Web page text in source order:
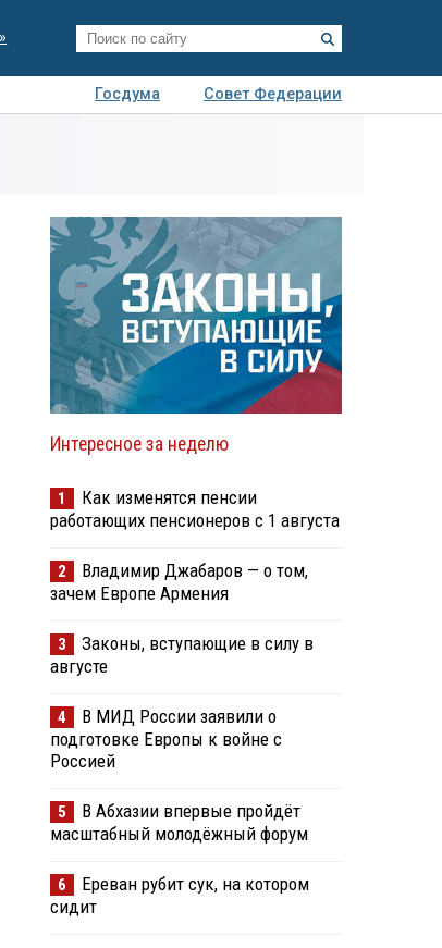
Госдума
Совет Федерации
Интересное за неделю
1
Как изменятся пенсии
работающих пенсионеров с 1 августа
2
Владимир Джабаров — о том,
зачем Европе Армения
3
Законы, вступающие в силу в
августе
4
В МИД России заявили о
подготовке Европы к войне с
Россией
5
В Абхазии впервые пройдёт
масштабный молодёжный форум
6
Ереван рубит сук, на котором
сидит